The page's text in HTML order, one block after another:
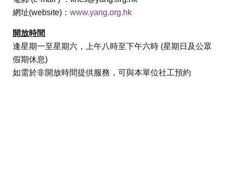
網址(website)： www.yang.org.hk
開放時間
逢星期一至星期六，上午八時至下午六時 (星期日及公眾
假期休息)
如需於非開放時間提供服務，可與本單位社工預約